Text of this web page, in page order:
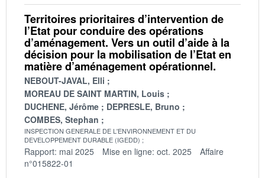
Territoires prioritaires d’intervention de
l’Etat pour conduire des opérations
d’aménagement. Vers un outil d’aide à la
décision pour la mobilisation de l’Etat en
matière d’aménagement opérationnel.
NEBOUT-JAVAL, Elli
MOREAU DE SAINT MARTIN, Louis
DUCHENE, Jérôme
DEPRESLE, Bruno
COMBES, Stephan
INSPECTION GENERALE DE L'ENVIRONNEMENT ET DU
DEVELOPPEMENT DURABLE (IGEDD)
Rapport: mai 2025 Mise en ligne: oct. 2025
Affaire
n°015822-01